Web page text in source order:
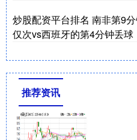
炒股配资平台排名 南非第9
仅次vs西班牙的第4分钟丢球
推荐资讯